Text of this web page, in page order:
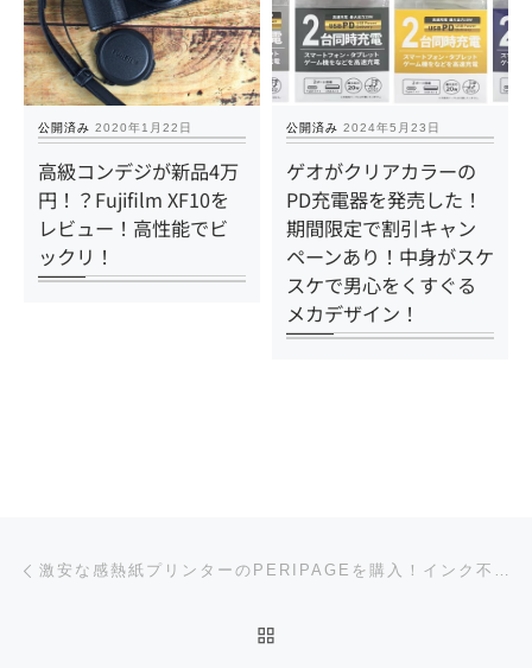
公開済み 2020年1月22日
高級コンデジが新品4万
円！？Fujifilm XF10を
レビュー！高性能でビ
ックリ！
公開済み 2024年5月23日
ゲオがクリアカラーの
PD充電器を発売した！
期間限定で割引キャン
ペーンあり！中身がスケ
スケで男心をくすぐる
メカデザイン！
投稿ナビゲーション 激安な感熱紙プリンターのPERIPAGEを購入！インク不要なポータブルタイプでスマホの写真も印刷出来ちゃう！